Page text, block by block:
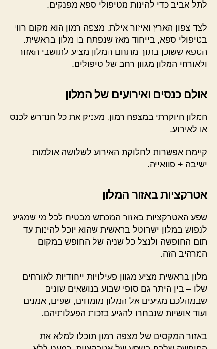
לתל אביב כדי להינות מטיפולי ספא מפנקים.
לצד צפון הארץ ואיזור אילת, מצפה רמון הוא מקום רווי
בטיפולי ספא, בייחוד מאז שנפתח בו מלון בראשית.
הספא ששוכן בתוך מתחם המלון מציע לתושבי האזור
ולאורחי המלון מגוון רחב של טיפולים.
אולם כנסים ואירועים של המלון
המלון היוקרתי במצפה רמון, מעניק את כל הנדרש לכנס
או לאירוע.
קיימת אפשרות לחלוקת האירוע לשלושה אולמות
ישיבה + פוואייה.
אטרקציות באזור המלון
שפע האטרקציות באזור המכתש מבטיח לכל מי שמגיע
לנפוש במלון ישרוטל בראשית שהוא יוכל להינות עד
תום החופשה ולנצל כל שניה של החופש במקום
המרהיב הזה.
מלון בראשית מציע מגוון פעילויות ייחודיות לאורחים
שלו – בין היתר גם סופי שבוע בנושאים שונים
שבמהלכם מגיעים אל המלון מומחים, שפים, אמנים
ועוד אושיות שנבחרו להגיע בזכות הפעלותיהם.
באזור המקסים של מצפה רמון תוכלו למלא את